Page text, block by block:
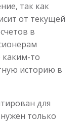
так как
от текущей
в
каким-то
историю в
для
только